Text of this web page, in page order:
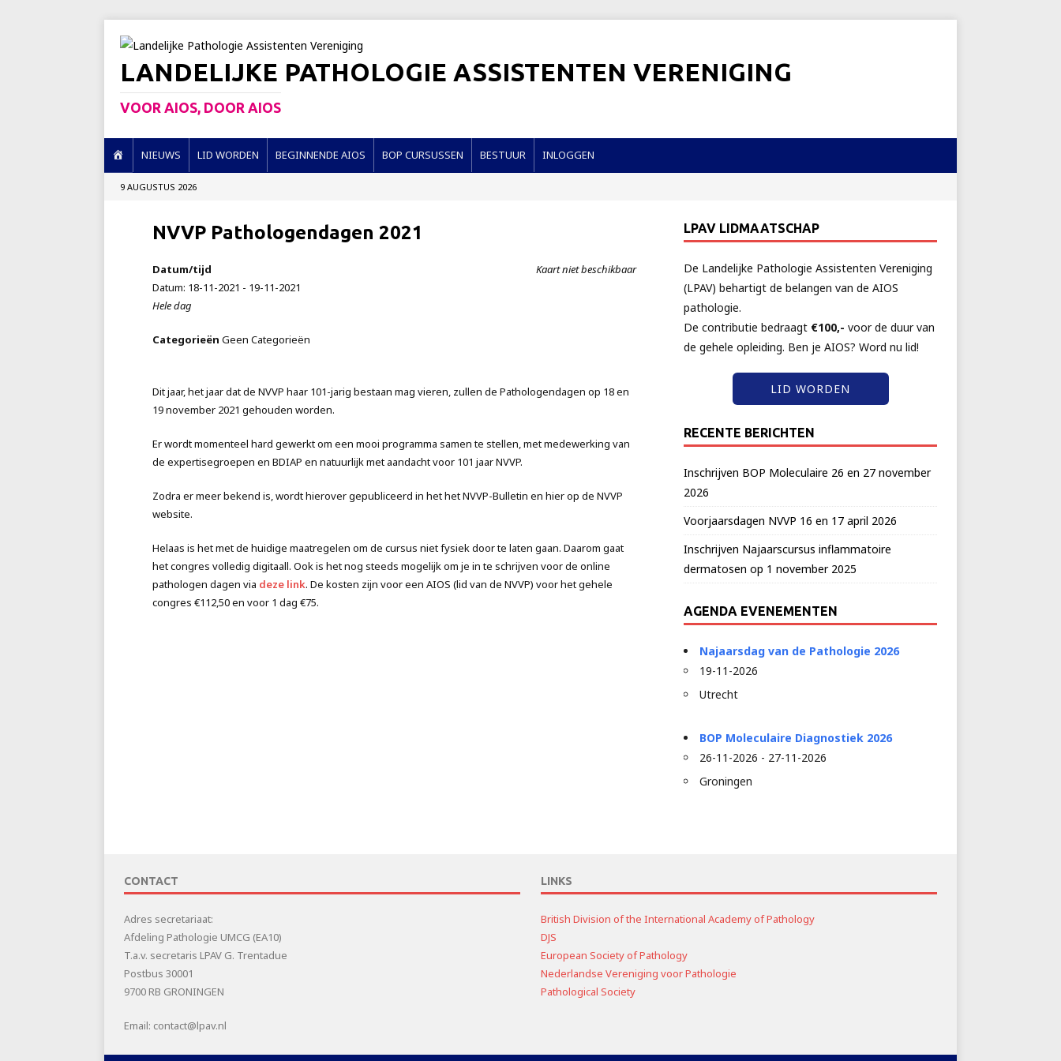
LANDELIJKE PATHOLOGIE ASSISTENTEN VERENIGING
VOOR AIOS, DOOR AIOS
O
M
NIEUWS LID WORDEN BEGINNENDE AIOS BOP CURSUSSEN BESTUUR INLOGGEN
9 AUGUSTUS 2026
NVVP Pathologendagen 2021
Kaart niet beschikbaar
Datum/tijd
Datum: 18-11-2021 - 19-11-2021
Hele dag
Categorieën Geen Categorieën
Dit jaar, het jaar dat de NVVP haar 101-jarig bestaan mag vieren, zullen de Pathologendagen op 18 en
19 november 2021 gehouden worden.
Er wordt momenteel hard gewerkt om een mooi programma samen te stellen, met medewerking van
de expertisegroepen en BDIAP en natuurlijk met aandacht voor 101 jaar NVVP.
Zodra er meer bekend is, wordt hierover gepubliceerd in het het NVVP-Bulletin en hier op de NVVP
website.
Helaas is het met de huidige maatregelen om de cursus niet fysiek door te laten gaan. Daarom gaat
het congres volledig digitaall. Ook is het nog steeds mogelijk om je in te schrijven voor de online
pathologen dagen via deze link. De kosten zijn voor een AIOS (lid van de NVVP) voor het gehele
congres €112,50 en voor 1 dag €75.
LPAV LIDMAATSCHAP
De Landelijke Pathologie Assistenten Vereniging
(LPAV) behartigt de belangen van de AIOS
pathologie.
De contributie bedraagt €100,- voor de duur van
de gehele opleiding. Ben je AIOS? Word nu lid!
LID WORDEN
RECENTE BERICHTEN
Inschrijven BOP Moleculaire 26 en 27 november
2026
Voorjaarsdagen NVVP 16 en 17 april 2026
Inschrijven Najaarscursus inflammatoire
dermatosen op 1 november 2025
AGENDA EVENEMENTEN
Najaarsdag van de Pathologie 2026
19-11-2026
Utrecht
BOP Moleculaire Diagnostiek 2026
26-11-2026 - 27-11-2026
Groningen
CONTACT
Adres secretariaat:
Afdeling Pathologie UMCG (EA10)
T.a.v. secretaris LPAV G. Trentadue
Postbus 30001
9700 RB GRONINGEN
Email: contact@lpav.nl
LINKS
British Division of the International Academy of Pathology
DJS
European Society of Pathology
Nederlandse Vereniging voor Pathologie
Pathological Society